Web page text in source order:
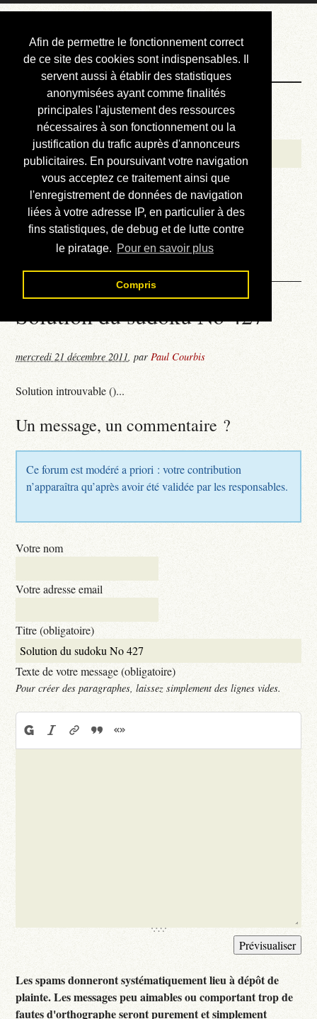
Afin de permettre le fonctionnement correct
de ce site des cookies sont indispensables. Il
servent aussi à établir des statistiques
anonymisées ayant comme finalités
principales l'ajustement des ressources
nécessaires à son fonctionnement ou la
justification du trafic auprès d'annonceurs
publicitaires. En poursuivant votre navigation
vous acceptez ce traitement ainsi que
l'enregistrement de données de navigation
liées à votre adresse IP, en particulier à des
fins statistiques, de debug et de lutte contre
le piratage. Pour en savoir plus
Compris
Courbis, « LE »
Blog Officiel
Bienvenue
Réalisations
Divers (et d’été)
Annonces
Liens externes
Téléchargement
Contact
Solution du sudoku No 427
mercredi 21 décembre 2011,parPaul Courbis
Solution introuvable ()...
Un message, un commentaire ?
Ce forum est modéré a priori : votre contribution
n’apparaîtra qu’après avoir été validée par les responsables.
Votre nom
Votre adresse email
Titre (obligatoire)
Texte de votre message (obligatoire)
Pour créer des paragraphes, laissez simplement des lignes vides.
Les spams donneront systématiquement lieu à dépôt de
plainte. Les messages peu aimables ou comportant trop de
fautes d'orthographe seront purement et simplement